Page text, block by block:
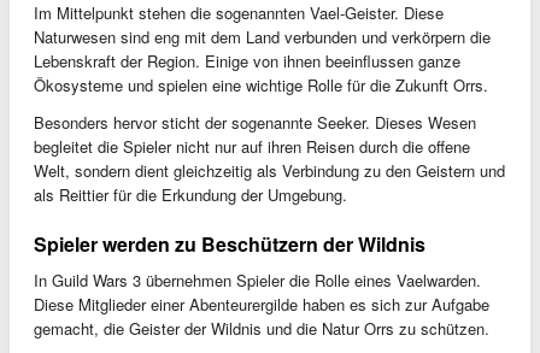
Im Mittelpunkt stehen die sogenannten Vael-Geister. Diese
Naturwesen sind eng mit dem Land verbunden und verkörpern die
Lebenskraft der Region. Einige von ihnen beeinflussen ganze
Ökosysteme und spielen eine wichtige Rolle für die Zukunft Orrs.
Besonders hervor sticht der sogenannte Seeker. Dieses Wesen
begleitet die Spieler nicht nur auf ihren Reisen durch die offene
Welt, sondern dient gleichzeitig als Verbindung zu den Geistern und
als Reittier für die Erkundung der Umgebung.
Spieler werden zu Beschützern der Wildnis
In Guild Wars 3 übernehmen Spieler die Rolle eines Vaelwarden.
Diese Mitglieder einer Abenteurergilde haben es sich zur Aufgabe
gemacht, die Geister der Wildnis und die Natur Orrs zu schützen.